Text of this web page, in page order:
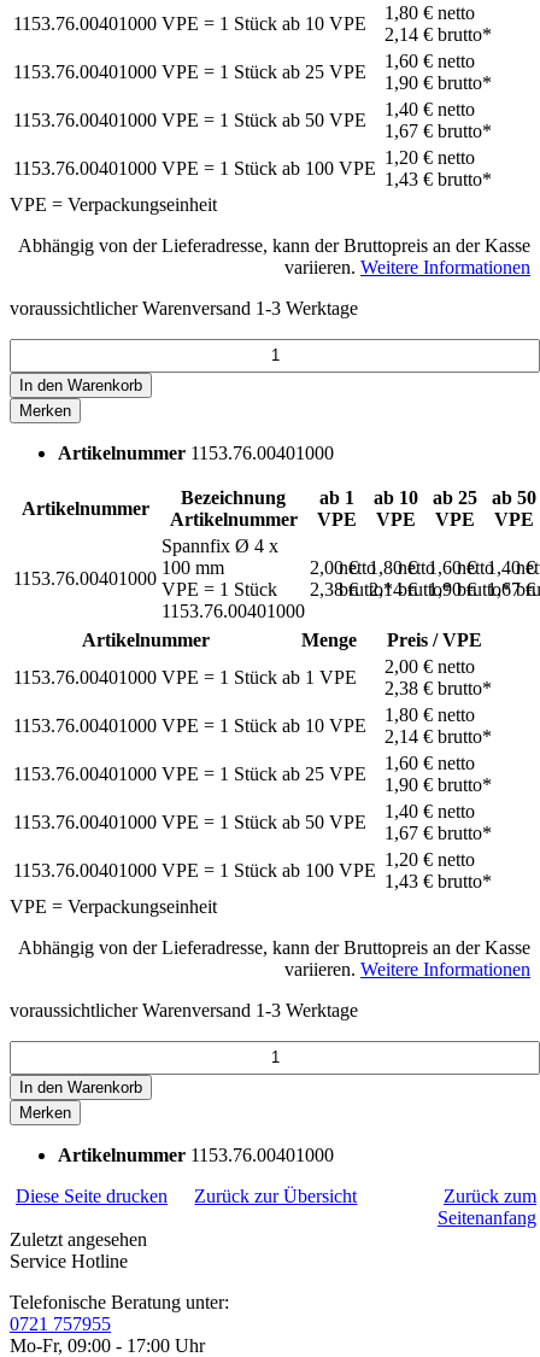
1153.76.00401000 VPE = 1 Stück ab 10 VPE
1,80 €netto
2,14 €brutto*
1153.76.00401000 VPE = 1 Stück ab 25 VPE
1,60 €netto
1,90 €brutto*
1153.76.00401000 VPE = 1 Stück ab 50 VPE
1,40 €netto
1,67 €brutto*
1153.76.00401000 VPE = 1 Stück ab 100 VPE
1,20 €netto
1,43 €brutto*
VPE = Verpackungseinheit
Abhängig von der Lieferadresse, kann der Bruttopreis an der Kasse
variieren. Weitere Informationen
voraussichtlicher Warenversand 1-3 Werktage
In den Warenkorb
Merken
Artikelnummer 1153.76.00401000
Artikelnummer
Bezeichnung
Artikelnummer
ab 1
VPE
ab 10
VPE
ab 25
VPE
ab 50
VPE
1153.76.00401000
Spannfix Ø 4 x
100 mm
VPE = 1 Stück
1153.76.00401000
2,00 €
netto
2,38 €brutto*
1,80 €
netto
2,14 €brutto*
1,60 €
netto
1,90 €brutto*
1,40 €
1,67 €
Artikelnummer Menge
Preis / VPE
1153.76.00401000 VPE = 1 Stück ab 1 VPE
2,00 €netto
2,38 €brutto*
1153.76.00401000 VPE = 1 Stück ab 10 VPE
1,80 €netto
2,14 €brutto*
1153.76.00401000 VPE = 1 Stück ab 25 VPE
1,60 €netto
1,90 €brutto*
1153.76.00401000 VPE = 1 Stück ab 50 VPE
1,40 €netto
1,67 €brutto*
1153.76.00401000 VPE = 1 Stück ab 100 VPE
1,20 €netto
1,43 €brutto*
VPE = Verpackungseinheit
Abhängig von der Lieferadresse, kann der Bruttopreis an der Kasse
variieren. Weitere Informationen
voraussichtlicher Warenversand 1-3 Werktage
In den Warenkorb
Merken
Artikelnummer 1153.76.00401000
Diese Seite drucken
Zurück zur Übersicht
Zurück zum
Seitenanfang
Zuletzt angesehen
Service Hotline
Telefonische Beratung unter:
0721 757955
Mo-Fr, 09:00 - 17:00 Uhr